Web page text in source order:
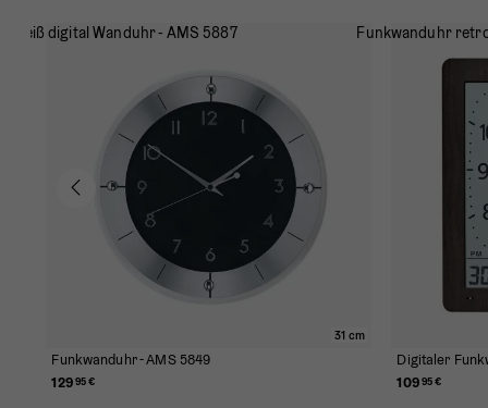
31 cm
Funkwanduhr - AMS 5849
12995 €
Digitaler
10995 €